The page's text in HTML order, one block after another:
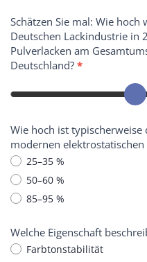
e
I
h
r
i
s
e
n
Schätzen Sie mal: Wie
Deutschen Lackindustrie in
Pulverlacken am
Deutschland? *
Wie hoch ist
modernen
25–35 %
50–60 %
85–95 %
Welche Eigenschaft
Farbtonstabilität